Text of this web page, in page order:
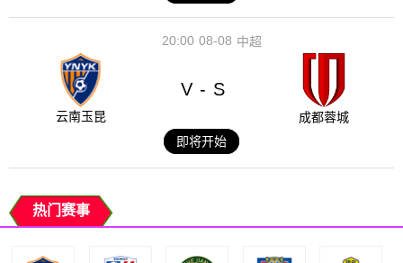
08-08
20:00 中超
云南玉昆
V - S
成都蓉城
即将开始
热门赛事